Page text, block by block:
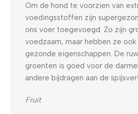
Om de hond te voorzien van
voedingsstoffen zijn
ons voer toegevoegd. Zo zijn
voedzaam, maar hebben ze ook
gezonde eigenschappen. De
groenten is goed voor de
andere bijdragen aan de
Fruit